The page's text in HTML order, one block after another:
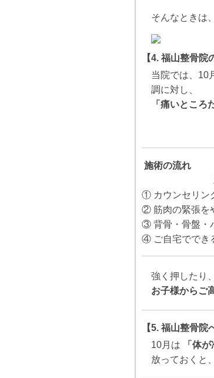
そんなときは
【4. 福山整骨院
当院では、10
調に対し、
「痛いとこ
施術の流れ
① カウンセリン
② 筋肉の緊張を
③ 背骨・骨盤・
④ ご自宅ででき
強く押したり
お子様からご
【5. 福山整骨院
10月は
「体
放っておくと、